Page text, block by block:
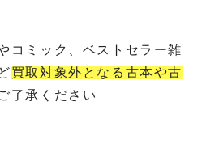
コミック、ベストセラー雑
買取対象外となる古本や古
了承ください